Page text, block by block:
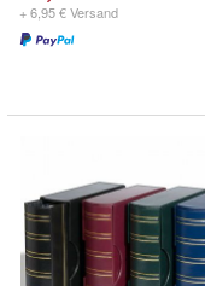
+ 6,95 € Versand